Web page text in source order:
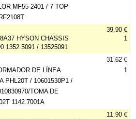
MF55-2401 / 7 TOP
HYSON CHASSIS
1352.5091 / 13525091
39.90 €
1
DE LÍNEA
PHL20T / 10601530P1 /
TOMA DE
1142.7001A
31.62 €
1
11.90 €